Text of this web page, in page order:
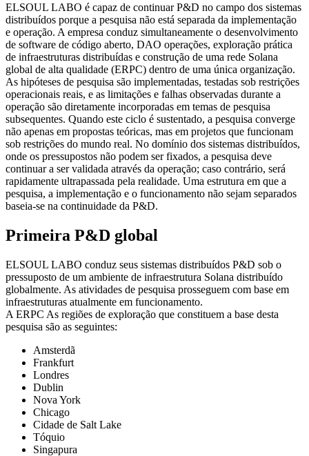
ELSOUL LABO é capaz de continuar P&D no campo dos sistemas
distribuídos porque a pesquisa não está separada da implementação
e operação. A empresa conduz simultaneamente o desenvolvimento
de software de código aberto, DAO operações, exploração prática
de infraestruturas distribuídas e construção de uma rede Solana
global de alta qualidade (ERPC) dentro de uma única organização.
As hipóteses de pesquisa são implementadas, testadas sob restrições
operacionais reais, e as limitações e falhas observadas durante a
operação são diretamente incorporadas em temas de pesquisa
subsequentes. Quando este ciclo é sustentado, a pesquisa converge
não apenas em propostas teóricas, mas em projetos que funcionam
sob restrições do mundo real. No domínio dos sistemas distribuídos,
onde os pressupostos não podem ser fixados, a pesquisa deve
continuar a ser validada através da operação; caso contrário, será
rapidamente ultrapassada pela realidade. Uma estrutura em que a
pesquisa, a implementação e o funcionamento não sejam separados
baseia-se na continuidade da P&D.
Primeira P&D global
ELSOUL LABO conduz seus sistemas distribuídos P&D sob o
pressuposto de um ambiente de infraestrutura Solana distribuído
globalmente. As atividades de pesquisa prosseguem com base em
infraestruturas atualmente em funcionamento.
A ERPC As regiões de exploração que constituem a base desta
pesquisa são as seguintes:
Amsterdã
Frankfurt
Londres
Dublin
Nova York
Chicago
Cidade de Salt Lake
Tóquio
Singapura